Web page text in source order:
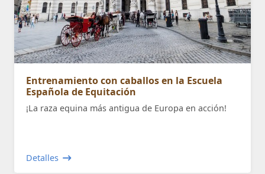
Entrenamiento con caballos en la Escuela
Española de Equitación
¡La raza equina más antigua de Europa en acción!
Detalles